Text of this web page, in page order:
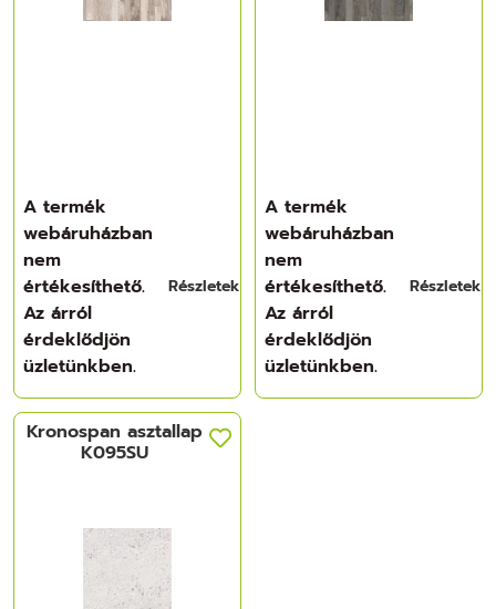
A termék
webáruházban
nem
értékesíthető.
Az árról
érdeklődjön
üzletünkben.
Részletek
A termék
webáruházban
nem
értékesíthető.
Az árról
érdeklődjön
üzletünkben.
Részletek
Kronospan asztallap
K095SU